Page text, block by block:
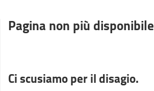
Pagina non più disponibile
Ci scusiamo per il disagio.